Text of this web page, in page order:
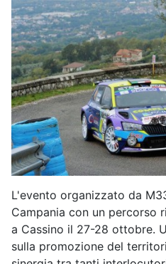
L'evento organizzato da
Campania con un percorso
a Cassino il 27-28 ottobre.
sulla promozione del